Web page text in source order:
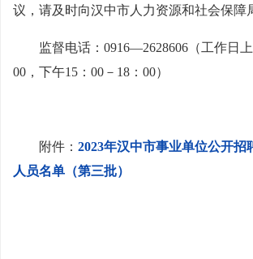
议，请及时向汉中市人力资源和社会保障
监督电话：0916—2628606（工作日上
00，下午15：00－18：00）
附件： 2023年汉中市事业单位公开招
人员名单（第三批）